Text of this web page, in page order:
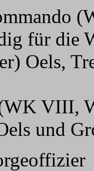
für die
Oels,
VIII,
und